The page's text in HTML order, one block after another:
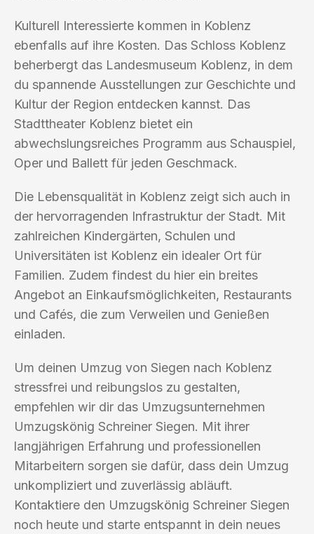
Kulturell Interessierte kommen in Koblenz
ebenfalls auf ihre Kosten. Das Schloss Koblenz
beherbergt das Landesmuseum Koblenz, in dem
du spannende Ausstellungen zur Geschichte und
Kultur der Region entdecken kannst. Das
Stadttheater Koblenz bietet ein
abwechslungsreiches Programm aus Schauspiel,
Oper und Ballett für jeden Geschmack.
Die Lebensqualität in Koblenz zeigt sich auch in
der hervorragenden Infrastruktur der Stadt. Mit
zahlreichen Kindergärten, Schulen und
Universitäten ist Koblenz ein idealer Ort für
Familien. Zudem findest du hier ein breites
Angebot an Einkaufsmöglichkeiten, Restaurants
und Cafés, die zum Verweilen und Genießen
einladen.
Um deinen Umzug von Siegen nach Koblenz
stressfrei und reibungslos zu gestalten,
empfehlen wir dir das Umzugsunternehmen
Umzugskönig Schreiner Siegen. Mit ihrer
langjährigen Erfahrung und professionellen
Mitarbeitern sorgen sie dafür, dass dein Umzug
unkompliziert und zuverlässig abläuft.
Kontaktiere den Umzugskönig Schreiner Siegen
noch heute und starte entspannt in dein neues